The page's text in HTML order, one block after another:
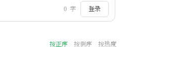
0 字 登录
按正序 按倒序 按热度